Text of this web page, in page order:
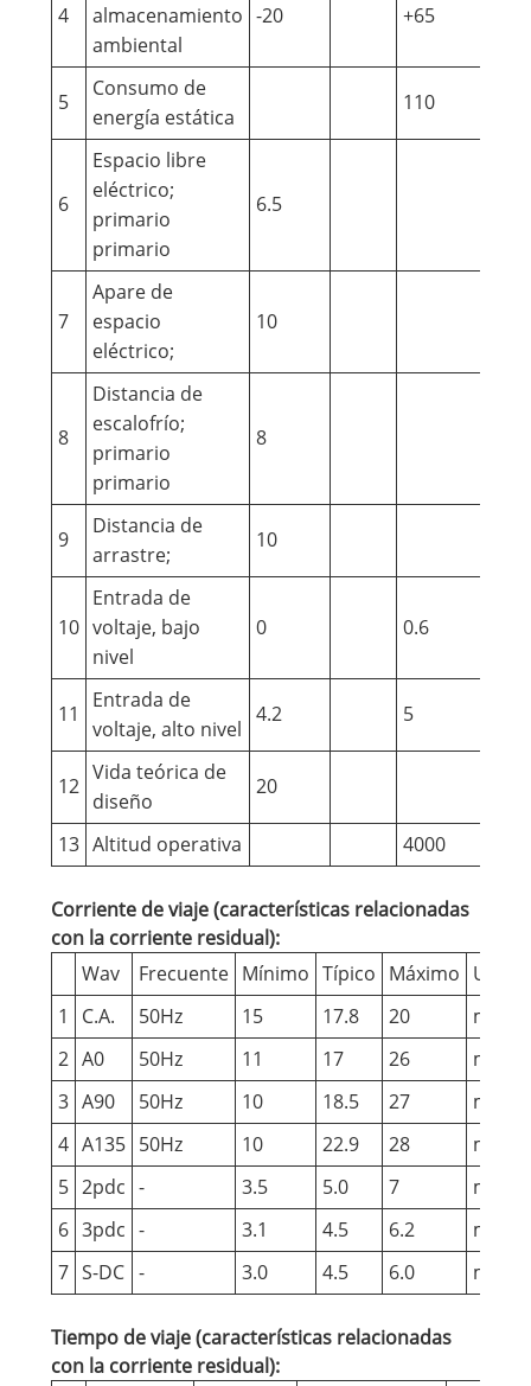
4
almacenamiento
ambiental
-20 +65
5
Consumo de
energía estática
110
6
Espacio libre
eléctrico;
primario
primario
6.5
7
Apare de
espacio
eléctrico;
10
8
Distancia de
escalofrío;
primario
primario
8
9
Distancia de
arrastre;
10
10
Entrada de
voltaje, bajo
nivel
0 0.6
11
Entrada de
voltaje, alto nivel
4.2 5
12
Vida teórica de
diseño
20
13 Altitud operativa 4000
Corriente de viaje (características relacionadas
con la corriente residual):
Wav
Frecuente Mínimo Típico Máximo
1
C.A. 50Hz 15 17.8 20
mamá
2 A0 50Hz 11 17 26
mamá
3 A90 50Hz 10 18.5 27
mamá
4 A135 50Hz 10 22.9 28
mamá
5 2pdc - 3.5 5.0 7
mamá
6 3pdc - 3.1 4.5 6.2
mamá
7 S-DC - 3.0 4.5 6.0 mamá
Tiempo de viaje (características relacionadas
con la corriente residual):